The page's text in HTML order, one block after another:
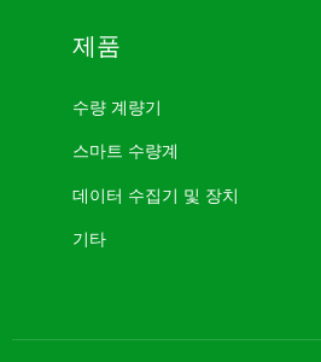
제품
수량 계량기
스마트 수량계
데이터 수집기 ​​및 장치
기타